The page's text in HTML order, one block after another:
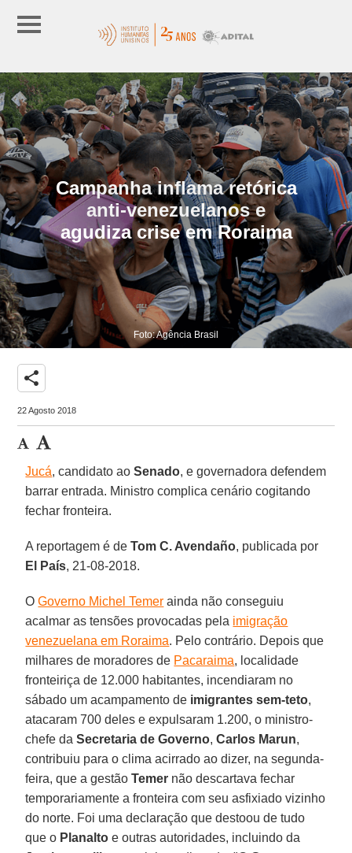
Campanha inflama retórica
anti-venezuelanos e
agudiza crise em Roraima
Foto: Agência Brasil
share
22 Agosto 2018
Jucá, candidato aoSenado, e governadora defendem
barrar entrada. Ministro complica cenário cogitando
fechar fronteira.
A reportagem é deTom C. Avendaño, publicada por
El País, 21-08-2018.
OGoverno Michel Temer ainda não conseguiu
acalmar as tensões provocadas pela imigração
venezuelana em Roraima. Pelo contrário. Depois que
milhares de moradores de Pacaraima, localidade
fronteiriça de 12.000 habitantes, incendiaram no
sábado um acampamento de imigrantes sem-teto,
atacaram 700 deles e expulsaram 1.200, o ministro-
chefe daSecretaria de Governo,Carlos Marun,
contribuiu para o clima acirrado ao dizer, na segunda-
feira, que a gestãoTemer não descartava fechar
temporariamente a fronteira com seu asfixiado vizinho
do norte. Foi uma declaração que destoou de tudo
que o Planalto e outras autoridades, incluindo da